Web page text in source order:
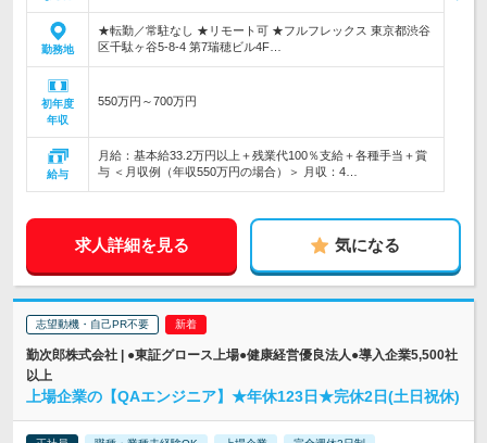
勤務地
★転勤／常駐なし ★リモート可 ★フルフレックス 東京都渋谷
区千駄ヶ谷5-8-4 第7瑞穂ビル4F…
初年度
年収
550万円～700万円
給与
月給：基本給33.2万円以上＋残業代100％支給＋各種手当＋賞
与 ＜月収例（年収550万円の場合）＞ 月収：4…
求人詳細を見る 気になる
志望動機・自己PR不要
勤次郎株式会社 | ●東証グロース上場●健康経営優良法人●導入企業5,500社
以上
上場企業の【QAエンジニア】★年休123日★完休2日(土日祝休)